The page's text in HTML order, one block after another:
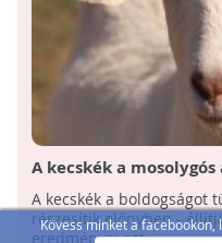
Kövess minket a facebookon,
A kecskék a
A kecskék a boldogságot
részesítik előnyben -
eredményei azt ...